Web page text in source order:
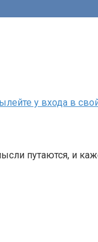
у входа в
путаются, и